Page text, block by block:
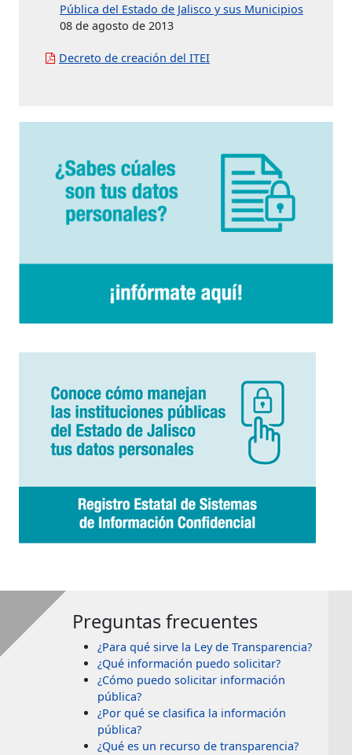
Pública del Estado de Jalisco y sus Municipios
08 de agosto de 2013
Decreto de creación del ITEI
Preguntas frecuentes
¿Para qué sirve la Ley de Transparencia?
¿Qué información puedo solicitar?
¿Cómo puedo solicitar información
pública?
¿Por qué se clasifica la información
pública?
¿Qué es un recurso de transparencia?